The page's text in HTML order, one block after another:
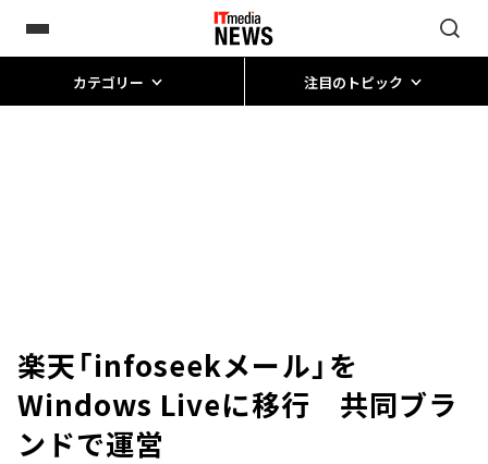
カテゴリー 注目のトピック
楽天「infoseekメール」を
Windows Liveに移行 共同ブラ
ンドで運営